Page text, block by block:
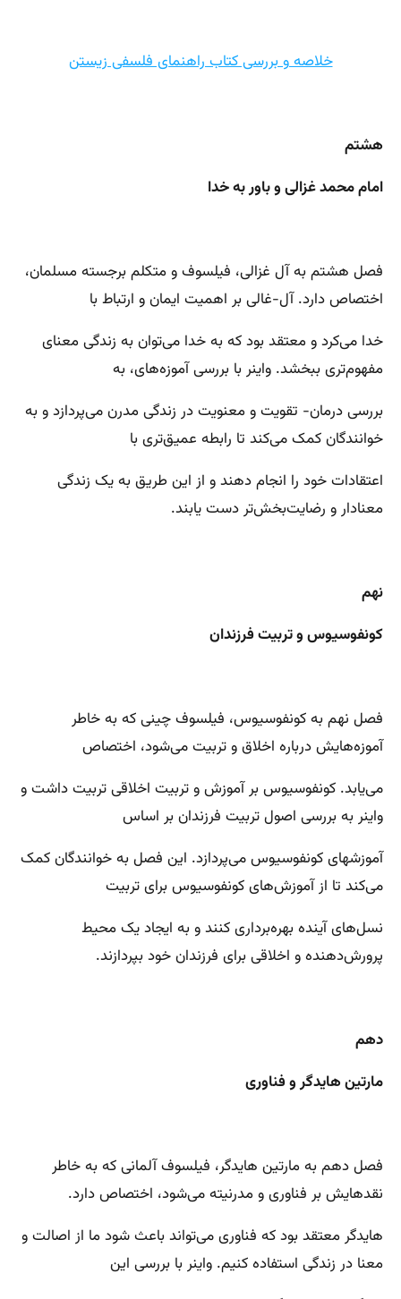
خلاصه و بررسی کتاب راهنمای فلسفی زیستن
هشتم
امام محمد غزالی و باور به خدا
فصل هشتم به آل غزالی، فیلسوف و متکلم برجسته مسلمان،
اختصاص دارد. آل-غالی بر اهمیت ایمان و ارتباط با
خدا می‌کرد و معتقد بود که به خدا می‌توان به زندگی معنای
مفهوم‌تری ببخشد. واینر با بررسی آموزه‌های، به
بررسی درمان- تقویت و معنویت در زندگی مدرن می‌پردازد و به
خوانندگان کمک می‌کند تا رابطه عمیق‌تری با
اعتقادات خود را انجام دهند و از این طریق به یک زندگی
معنادار و رضایت‌بخش‌تر دست یابند.
نهم
کونفوسیوس و تربیت فرزندان
فصل نهم به کونفوسیوس، فیلسوف چینی که به خاطر
آموزه‌هایش درباره اخلاق و تربیت می‌شود، اختصاص
می‌یابد. کونفوسیوس بر آموزش و تربیت اخلاقی تربیت داشت و
واینر به بررسی اصول تربیت فرزندان بر اساس
آموزشهای کونفوسیوس می‌پردازد. این فصل به خوانندگان کمک
می‌کند تا از آموزش‌های کونفوسیوس برای تربیت
نسل‌های آینده بهره‌برداری کنند و به ایجاد یک محیط
پرورش‌دهنده و اخلاقی برای فرزندان خود بپردازند.
دهم
مارتین هایدگر و فناوری
فصل دهم به مارتین هایدگر، فیلسوف آلمانی که به خاطر
نقدهایش بر فناوری و مدرنیته می‌شود، اختصاص دارد.
هایدگر معتقد بود که فناوری می‌تواند باعث شود ما از اصالت و
معنا در زندگی استفاده کنیم. واینر با بررسی این